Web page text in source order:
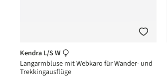
Kendra L/S W
Langarmbluse mit Webkaro für Wander- und
Trekkingausflüge